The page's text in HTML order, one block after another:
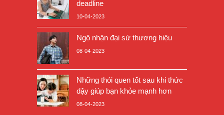
deadline
10-04-2023
Ngộ nhận đại sứ thương hiệu
08-04-2023
Những thói quen tốt sau khi thức
dậy giúp bạn khỏe mạnh hơn
08-04-2023